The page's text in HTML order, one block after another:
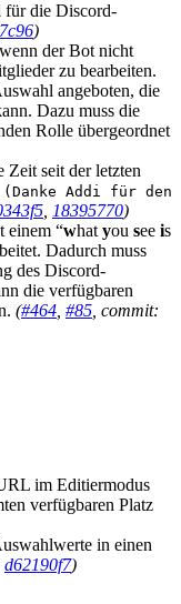
für die Discord-
)
der Bot nicht
zu bearbeiten.
angeboten, die
Dazu muss die
Rolle übergeordnet
seit der letzten
(Danke Addi für den
18395770)
einem “what you see is
Dadurch muss
des Discord-
die verfügbaren
(#464 #85 , commit:
im Editiermodus
verfügbaren Platz
in einen
d62190f7)